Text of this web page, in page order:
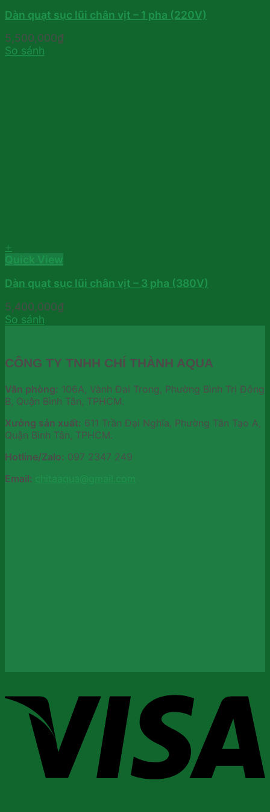
Dàn quạt sục lũi chân vịt – 1 pha (220V)
5,500,000₫
So sánh
Dàn quạt sục lũi chân vịt – 3 pha (380V)
5,400,000₫
So sánh
CÔNG TY TNHH CHÍ THÀNH AQUA
Văn phòng: 106A, Vành Đai Trong, Phường Bình Trị Đông
B, Quận Bình Tân, TPHCM.
Xưởng sản xuất: 611 Trần Đại Nghĩa, Phường Tân Tạo A,
Quận Bình Tân, TPHCM.
Hotline/Zalo: 097 2347 249
Email: